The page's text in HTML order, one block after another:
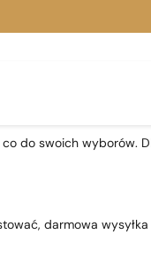
do swoich wyborów.
darmowa wysyłka